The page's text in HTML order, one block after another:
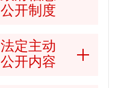
公开制度
法定主动
公开内容